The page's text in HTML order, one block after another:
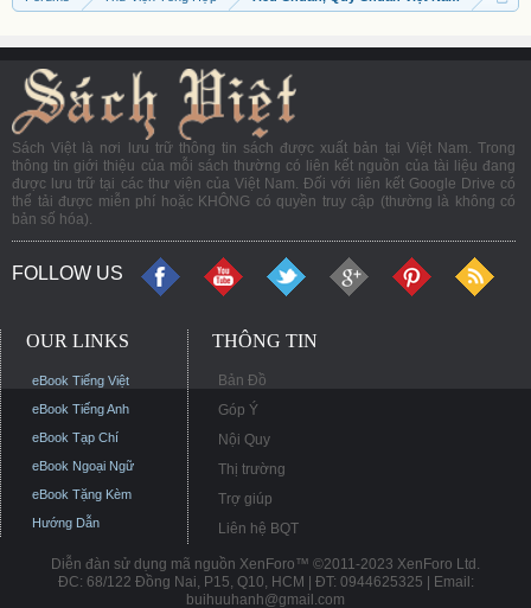
Sách Việt là nơi lưu trữ thông tin sách được xuất bản tại Việt Nam. Trong
thông tin giới thiệu của mỗi sách thường có liên kết nguồn của tài liệu đang
được lưu trữ tại các thư viện của Việt Nam. Đối với liên kết Google Drive có
thể tải được miễn phí hoặc KHÔNG có quyền truy cập (thường là không có
bản số hóa).
FOLLOW US
OUR LINKS
eBook Tiếng Việt
eBook Tiếng Anh
eBook Tạp Chí
eBook Ngoại Ngữ
eBook Tặng Kèm
Hướng Dẫn
THÔNG TIN
Bản Đồ
Góp Ý
Nội Quy
Thị trường
Trợ giúp
Liên hệ BQT
Diễn đàn sử dụng mã nguồn XenForo™ ©2011-2023 XenForo Ltd.
ĐC: 68/122 Đồng Nai, P15, Q10, HCM | ĐT: 0944625325 | Email:
buihuuhanh@gmail.com